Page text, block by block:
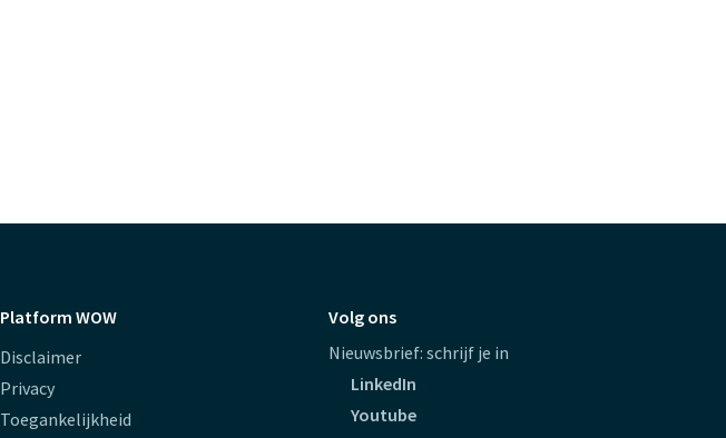
Platform WOW
Disclaimer
Privacy
Toegankelijkheid
Volg ons
Nieuwsbrief: schrijf je in
LinkedIn
Youtube